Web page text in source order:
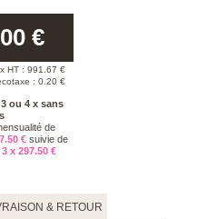
€
HT : 991.67 €
: 0.20 €
ou 4 x sans
de
€ suivie de
3 x 297.50 €
& RETOUR